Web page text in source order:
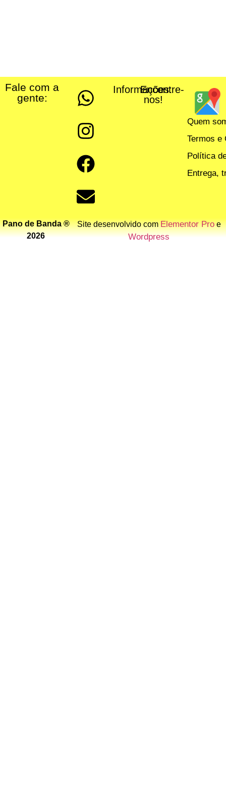
Fale com a
gente:
Informações:
Encontre-
nos!
Quem
Termos e
Política
Entrega,
Pano de Banda ®
2026
Site desenvolvido comElementor Proe
Wordpress